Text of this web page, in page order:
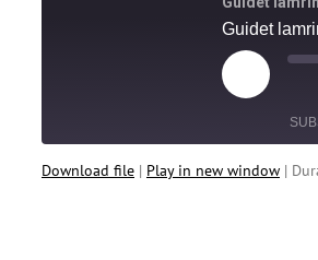
Guidet
Play
Episode
Download file | Play in new window |